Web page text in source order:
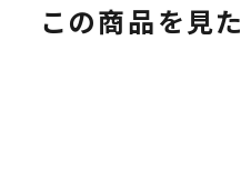
この商品を見